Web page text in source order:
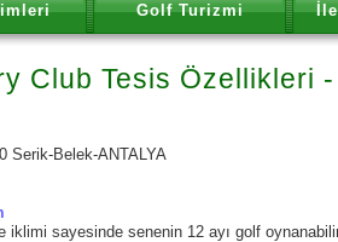
Golf Turizmi
Club Tesis Özellikleri -
Serik-Belek-ANTALYA
iklimi sayesinde senenin 12 ayı golf